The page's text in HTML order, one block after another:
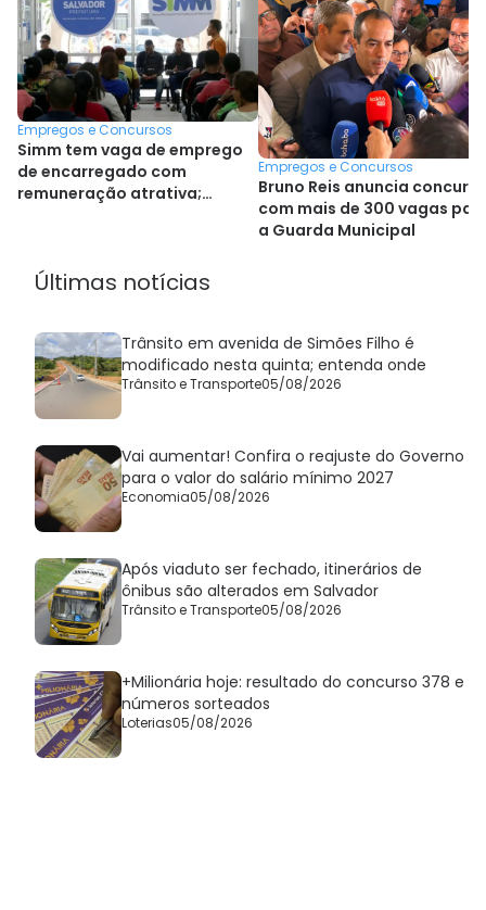
Empregos e Concursos
Simm tem vaga de emprego
de encarregado com
remuneração atrativa;
Empregos e Concursos
Bruno Reis anuncia
com mais de 300 vagas
a Guarda Municipal
Últimas notícias
Trânsito em avenida de Simões Filho é
modificado nesta quinta; entenda onde
Trânsito e Transporte05/08/2026
Vai aumentar! Confira o reajuste do Governo
para o valor do salário mínimo 2027
Economia05/08/2026
Após viaduto ser fechado, itinerários de
ônibus são alterados em Salvador
Trânsito e Transporte05/08/2026
+Milionária hoje: resultado do concurso 378 e
números sorteados
Loterias05/08/2026